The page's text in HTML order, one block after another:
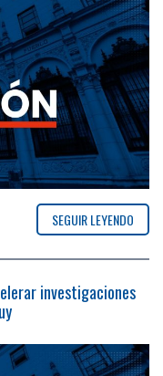
SEGUIR LEYENDO
investigaciones